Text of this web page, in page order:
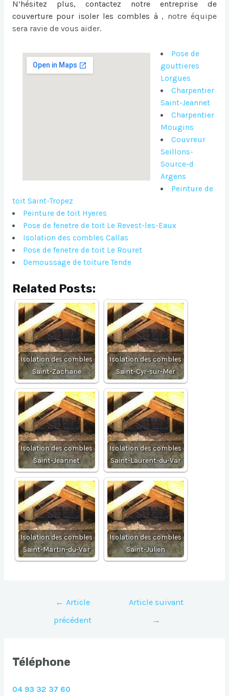
N’hésitez plus, contactez notre entreprise de
couverture pour isoler les combles à , notre équipe
sera ravie de vous aider.
Pose de
gouttieres
Lorgues
Charpentier
Saint-Jeannet
Charpentier
Mougins
Couvreur
Seillons-
Source-d
Argens
Peinture de
toit Saint-Tropez
Peinture de toit Hyeres
Pose de fenetre de toit Le Revest-les-Eaux
Isolation des combles Callas
Pose de fenetre de toit Le Rouret
Demoussage de toiture Tende
Related Posts:
Isolation des combles
Saint-Zacharie
Isolation des combles
Saint-Cyr-sur-Mer
Isolation des combles
Saint-Jeannet
Isolation des combles
Saint-Laurent-du-Var
Isolation des combles
Saint-Martin-du-Var
Isolation des combles
Saint-Julien
Navigation
l’article
← Article
précédent
Article suivant
→
Téléphone
04 93 32 37 60